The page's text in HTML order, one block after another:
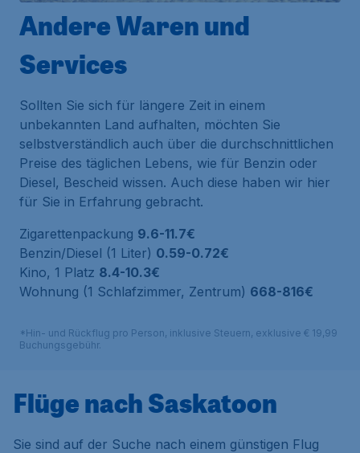
Andere Waren und
Services
Sollten Sie sich für längere Zeit in einem
unbekannten Land aufhalten, möchten Sie
selbstverständlich auch über die durchschnittlichen
Preise des täglichen Lebens, wie für Benzin oder
Diesel, Bescheid wissen. Auch diese haben wir hier
für Sie in Erfahrung gebracht.
Zigarettenpackung 9.6-11.7€
Benzin/Diesel (1 Liter) 0.59-0.72€
Kino, 1 Platz 8.4-10.3€
Wohnung (1 Schlafzimmer, Zentrum) 668-816€
*Hin- und Rückflug pro Person, inklusive Steuern, exklusive € 19,99
Buchungsgebühr.
Flüge nach Saskatoon
Sie sind auf der Suche nach einem günstigen Flug